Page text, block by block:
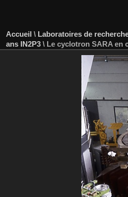
Accueil \ Laboratoires de
ans IN2P3 \ Le cyclotron SARA en